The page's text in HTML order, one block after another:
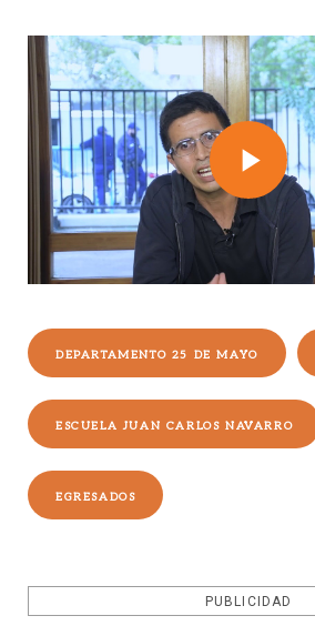
Play
Video
DEPARTAMENTO 25 DE MAYO
ESCUELA JUAN CARLOS NAVARRO
EGRESADOS
PUBLICIDAD